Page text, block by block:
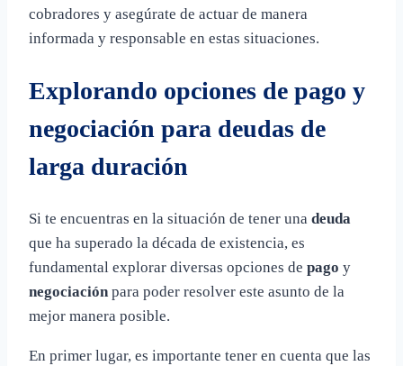
cobradores y asegúrate de actuar de manera
informada y responsable en estas situaciones.
Explorando opciones de pago y
negociación para deudas de
larga duración
Si te encuentras en la situación de tener una deuda
que ha superado la década de existencia, es
fundamental explorar diversas opciones de pago y
negociaciónpara poder resolver este asunto de la
mejor manera posible.
En primer lugar, es importante tener en cuenta que las